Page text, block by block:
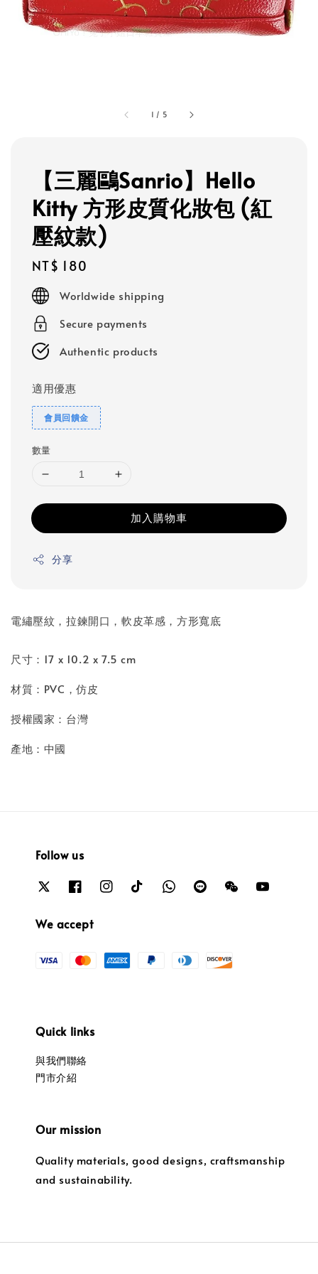
1 / 5
【三麗鷗Sanrio】Hello
Kitty 方形皮質化妝包 (紅
壓紋款)
Regular
price
NT$ 180
Worldwide shipping
Secure payments
Authentic products
適用優惠
會員回饋金
數量
加入購物車
分享
電繡壓紋，拉鍊開口，軟皮革感，方形寬底
尺寸：17 x 10.2 x 7.5 cm
材質：PVC，仿皮
授權國家：台灣
產地：中國
Follow us
We accept
Quick links
與我們聯絡
門市介紹
Our mission
Quality materials, good designs, craftsmanship
and sustainability.